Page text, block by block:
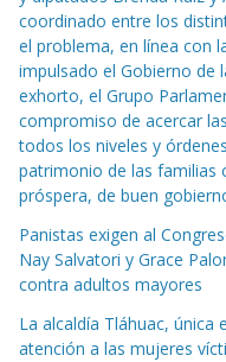
coordinado entre los
el problema, en línea con
impulsado el Gobierno de
exhorto, el Grupo
compromiso de acercar
todos los niveles y
patrimonio de las familias
próspera, de buen
Panistas exigen al
Nay Salvatori y Grace
contra adultos mayores
La alcaldía Tláhuac, única
atención a las mujeres